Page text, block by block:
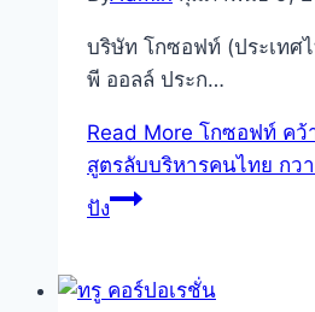
บริษัท โกซอฟท์ (ประเทศ
พี ออลล์ ประก…
Read More โกซอฟท์ คว้
สูตรลับบริหารคนไทย กว
ปัง